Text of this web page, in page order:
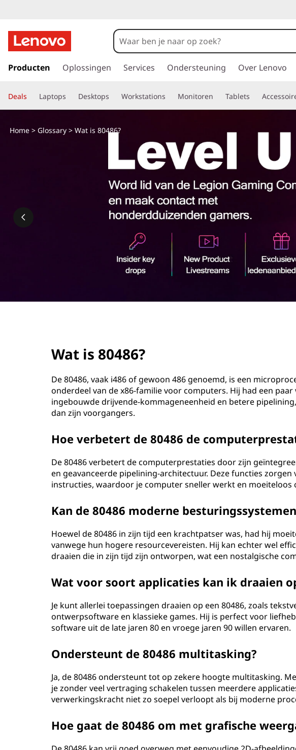
a
a
a
r
e
Producten Oplossingen Services Ondersteuning Over Lenovo
Deals Laptops Desktops Workstations Monitoren Tablets
Home> Glossary> Wat is 80486?
Wat is 80486?
De 80486, vaak i486 of gewoon 486 genoemd, is een
onderdeel van de x86-familie voor computers. Hij had een
ingebouwde drijvende-kommageneenheid en betere
dan zijn voorgangers.
Hoe verbetert de 80486 de
De 80486 verbetert de computerprestaties door zijn
en geavanceerde pipelining-architectuur. Deze functies
instructies, waardoor je computer sneller werkt en moeiteloos
Kan de 80486 moderne
Hoewel de 80486 in zijn tijd een krachtpatser was, had hij
vanwege hun hogere resourcevereisten. Hij kan echter wel
draaien die in zijn tijd zijn ontworpen, wat een nostalgische
Wat voor soort applicaties kan ik draaien
Je kunt allerlei toepassingen draaien op een 80486, zoals
ontwerpsoftware en klassieke games. Hij is perfect voor
software uit de late jaren 80 en vroege jaren 90 willen ervaren.
Ondersteunt de 80486 multitasking?
Ja, de 80486 ondersteunt tot op zekere hoogte multitasking.
je zonder veel vertraging schakelen tussen meerdere
verwerkingskracht niet zo soepel verloopt als bij moderne
Hoe gaat de 80486 om met grafische